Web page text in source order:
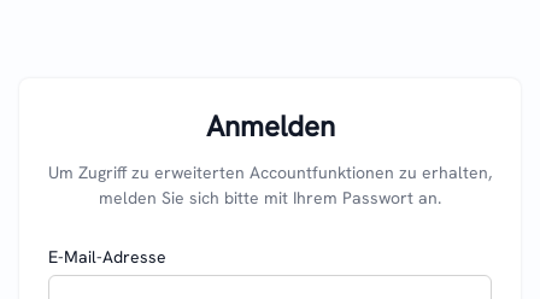
Anmelden
Um Zugriff zu erweiterten Accountfunktionen zu erhalten,
melden Sie sich bitte mit Ihrem Passwort an.
E-Mail-Adresse